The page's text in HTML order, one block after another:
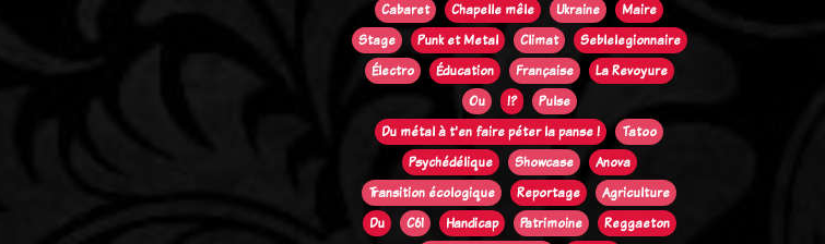
Cabaret
Chapelle mêle Ukraine
Maire
Stage
Punk et Metal Climat
Seblelegionnaire
Électro
Éducation Française
La Revoyure
Ou
!?
Pulse
Du métal à t'en faire péter la panse !
Tatoo
Psychédélique
Showcase
Anova
Transition écologique
Reportage
Agriculture
Du
C61 Handicap Patrimoine
Reggaeton